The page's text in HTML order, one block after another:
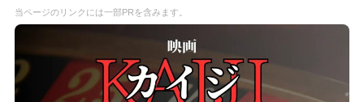
当ページのリンクには一部PRを含みます。